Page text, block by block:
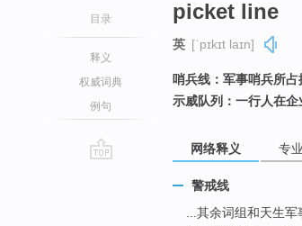
目录
释义
权威词典
例句
picket line
英 [ˈpɪkɪt laɪn]
哨兵线：军事哨兵所占
示威队列：一行人在企
网络释义 专
警戒线
...其余词组和天生